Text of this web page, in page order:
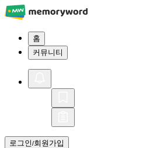
홈
커뮤니티
로그인/회원가입